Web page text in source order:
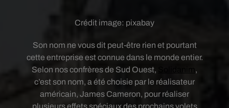
Crédit image: pixabay
Son nom ne vous dit peut-être rien et pourtant
cette entreprise est connue dans le monde entier.
Selon nos confrères de Sud Ouest,
,
c’est son nom, a été choisie par le réalisateur
américain, James Cameron, pour réaliser
plusieurs effets spéciaux des prochains volets